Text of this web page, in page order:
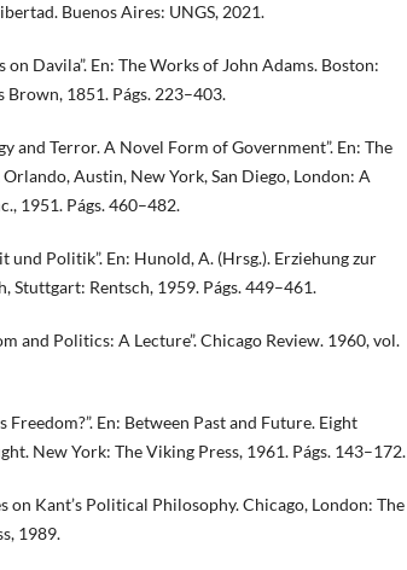
Buenos Aires: UNGS, 2021.
on Davila”. En: The Works of John Adams. Boston:
Brown, 1851. Págs. 223–403.
and Terror. A Novel Form of Government”. En: The
Austin, New York, San Diego, London: A
1951. Págs. 460–482.
und Politik”. En: Hunold, A. (Hrsg.). Erziehung zur
Stuttgart: Rentsch, 1959. Págs. 449–461.
and Politics: A Lecture”. Chicago Review. 1960, vol.
Freedom?”. En: Between Past and Future. Eight
New York: The Viking Press, 1961. Págs. 143–172.
on Kant’s Political Philosophy. Chicago, London: The
1989.